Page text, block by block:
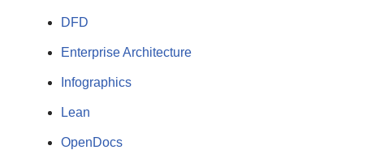
DFD
Enterprise Architecture
Infographics
Lean
OpenDocs